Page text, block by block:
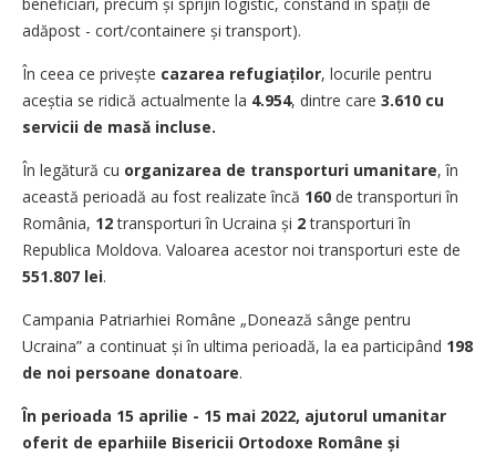
adăpost - cort/containere și transport).
În ceea ce privește cazarea refugiaților, locurile pentru
aceștia se ridică actualmente la 4.954, dintre care 3.610 cu
servicii de masă incluse.
În legătură cu organizarea de transporturi umanitare, în
această perioadă au fost realizate încă 160 de transporturi în
România, 12transporturi în Ucraina și 2transporturi în
Republica Moldova. Valoarea acestor noi transporturi este de
551.807 lei.
Campania Patriarhiei Române „Donează sânge pentru
Ucraina” a continuat și în ultima perioadă, la ea participând 198
de noi persoane donatoare.
În perioada 15 aprilie - 15 mai 2022, ajutorul umanitar
oferit de eparhiile Bisericii Ortodoxe Române și